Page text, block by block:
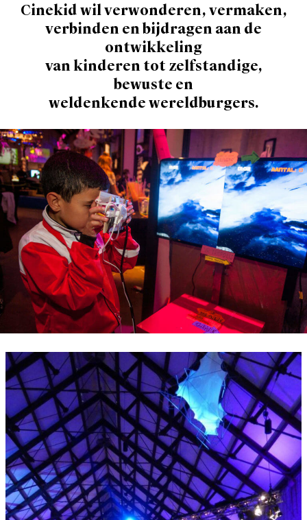
Cinekid wil verwonderen, vermaken,
verbinden en bijdragen aan de
ontwikkeling
van kinderen tot zelfstandige,
bewuste en
weldenkende wereldburgers.